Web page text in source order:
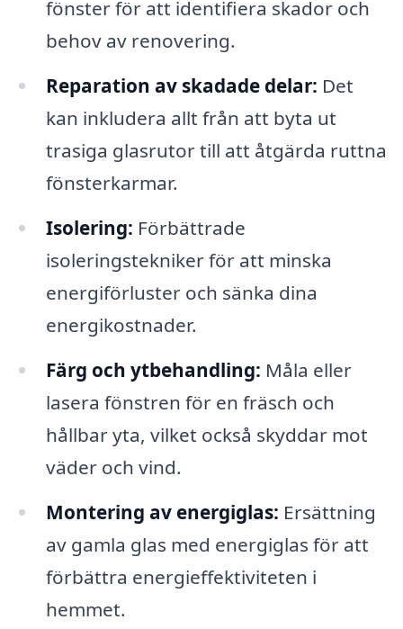
fönster för att identifiera skador och
behov av renovering.
Reparation av skadade delar: Det
kan inkludera allt från att byta ut
trasiga glasrutor till att åtgärda ruttna
fönsterkarmar.
Isolering: Förbättrade
isoleringstekniker för att minska
energiförluster och sänka dina
energikostnader.
Färg och ytbehandling: Måla eller
lasera fönstren för en fräsch och
hållbar yta, vilket också skyddar mot
väder och vind.
Montering av energiglas: Ersättning
av gamla glas med energiglas för att
förbättra energieffektiviteten i
hemmet.